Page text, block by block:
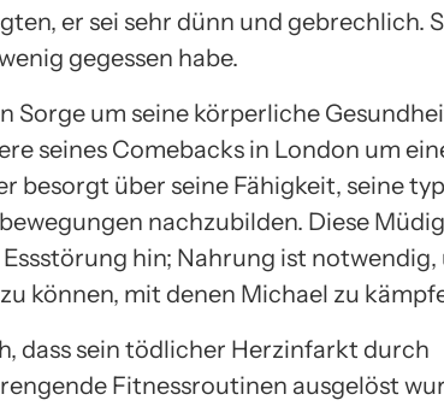
er sei sehr dünn und gebrechlich.
gegessen habe.
Sorge um seine körperliche
seines Comebacks in London um
besorgt über seine Fähigkeit, seine
nachzubilden. Diese
hin; Nahrung ist
können, mit denen Michael zu
dass sein tödlicher Herzinfarkt durch
Fitnessroutinen ausgelöst